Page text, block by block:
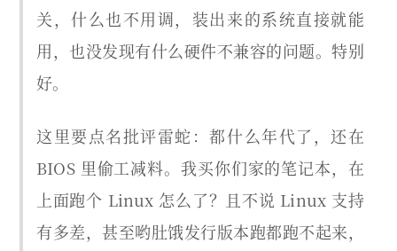
关，什么也不用调，装出来的系统直接就能
用，也没发现有什么硬件不兼容的问题。特别
好。
这里要点名批评雷蛇：都什么年代了，还在
BIOS 里偷工减料。我买你们家的笔记本，在
上面跑个 Linux 怎么了？且不说 Linux 支持
有多差，甚至哟肚饿发行版本跑都跑不起来，